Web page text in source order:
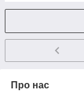
Про нас